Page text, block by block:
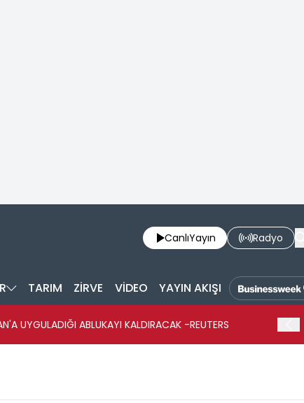
CanlıYayın Radyo
TARIM ZİRVE VİDEO YAYIN AKIŞI
UYGULADIĞI ABLUKAYI KALDIRACAK -REUTERS